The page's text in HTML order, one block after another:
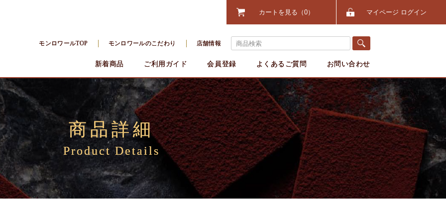
カートを見る 0 マイページ ログイン
モンロワールTOP モンロワールのこだわり 店舗情報
新着商品 ご利用ガイド 会員登録 よくあるご質問 お問い合わせ
商品詳細
Product Details